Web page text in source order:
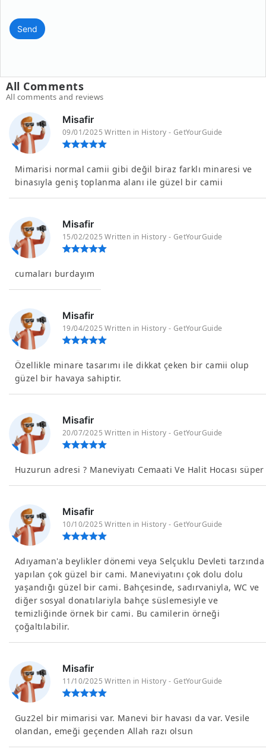
Send
All Comments
All comments and reviews
Misafir
09/01/2025 Written in History - GetYourGuide
Mimarisi normal camii gibi değil biraz farklı minaresi ve
binasıyla geniş toplanma alanı ile güzel bir camii
Misafir
15/02/2025 Written in History - GetYourGuide
cumaları burdayım
Misafir
19/04/2025 Written in History - GetYourGuide
Özellikle minare tasarımı ile dikkat çeken bir camii olup
güzel bir havaya sahiptir.
Misafir
20/07/2025 Written in History - GetYourGuide
Huzurun adresi ? Maneviyatı Cemaati Ve Halit Hocası süper
Misafir
10/10/2025 Written in History - GetYourGuide
Adıyaman'a beylikler dönemi veya Selçuklu Devleti tarzında
yapılan çok güzel bir cami. Maneviyatını çok dolu dolu
yaşandığı güzel bir cami. Bahçesinde, sadırvaniyla, WC ve
diğer sosyal donatılariyla bahçe süslemesiyle ve
temizliğinde örnek bir cami. Bu camilerin örneği
çoğaltılabilir.
Misafir
11/10/2025 Written in History - GetYourGuide
Guz2el bir mimarisi var. Manevi bir havası da var. Vesile
olandan, emeği geçenden Allah razı olsun